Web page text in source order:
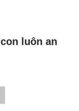
luôn an